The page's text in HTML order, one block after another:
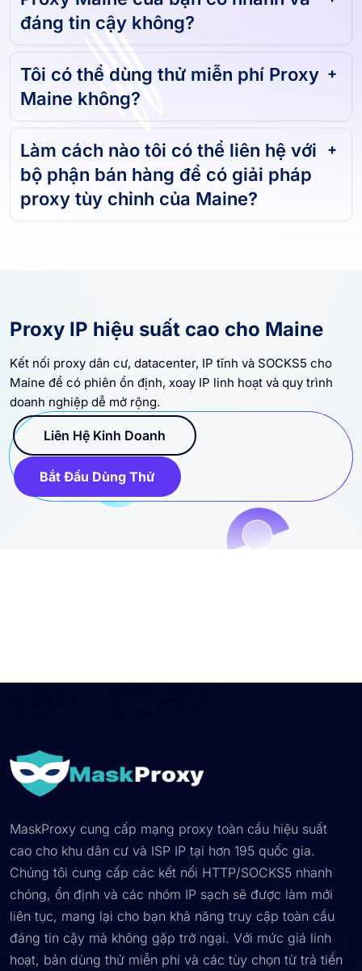
đáng tin cậy không?
Tôi có thể dùng thử miễn phí Proxy
Maine không?
Làm cách nào tôi có thể liên hệ với
bộ phận bán hàng để có giải pháp
proxy tùy chỉnh của Maine?
Proxy IP hiệu suất cao cho Maine
Kết nối proxy dân cư, datacenter, IP tĩnh và SOCKS5 cho
Maine để có phiên ổn định, xoay IP linh hoạt và quy trình
doanh nghiệp dễ mở rộng.
Liên Hệ Kinh Doanh
Bắt Đầu Dùng Thử
MaskProxy cung cấp mạng proxy toàn cầu hiệu suất
cao cho khu dân cư và ISP IP tại hơn 195 quốc gia.
Chúng tôi cung cấp các kết nối HTTP/SOCKS5 nhanh
chóng, ổn định và các nhóm IP sạch sẽ được làm mới
liên tục, mang lại cho bạn khả năng truy cập toàn cầu
đáng tin cậy mà không gặp trở ngại. Với mức giá linh
hoạt, bản dùng thử miễn phí và các tùy chọn từ trả tiền